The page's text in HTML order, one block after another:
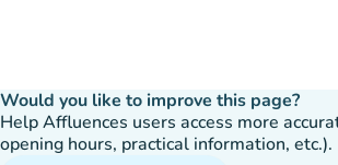
Would you like to improve this page?
Help Affluences users access more
opening hours, practical information, etc.).